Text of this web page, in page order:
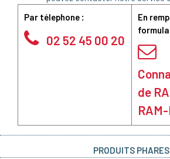
Par télephone :
02 52 45 00 20
En
de
RAM-
PRODUITS PHARES